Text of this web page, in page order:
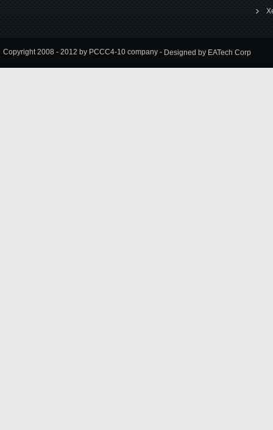
Copyright 2008 - 2012 by PCCC4-10 company - Designed by EATech Corp